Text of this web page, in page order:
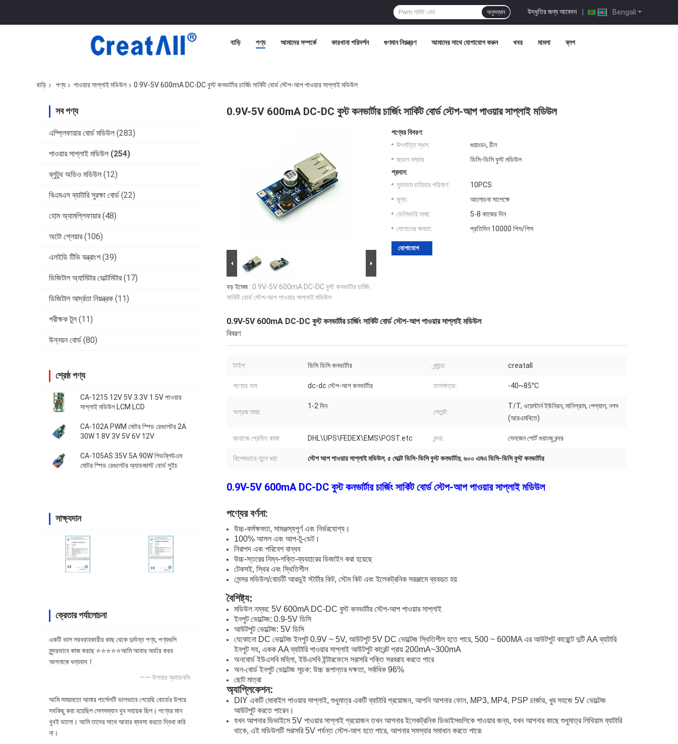
Bengali
উদ্ধৃতির জন্য আবেদন |
অনুসন্ধান
বাড়ি পণ্য আমাদের সম্পর্কে কারখানা পরিদর্শন গুণমান নিয়ন্ত্রণ আমাদের সাথে যোগাযোগ করুন খবর মামলা ব্লগ
বাড়ি পণ্য পাওয়ার সাপ্লাই মডিউল 0.9V-5V 600mA DC-DC বুস্ট কনভার্টার চার্জিং সার্কিট বোর্ড স্টেপ-আপ পাওয়ার সাপ্লাই মডিউল
সব পণ্য
এম্প্লিফায়ার বোর্ড মডিউল (283)
পাওয়ার সাপ্লাই মডিউল (254)
ব্লুটুথ অডিও মডিউল (12)
বিএমএস ব্যাটারি সুরক্ষা বোর্ড (22)
হোম অ্যামপ্লিফায়ার (48)
অটো প্লেয়ার (106)
এলইডি টিভি যন্ত্রাংশ (39)
ডিজিটাল অ্যামিটার ভোল্টমিটার (17)
ডিজিটাল আর্দ্রতা নিয়ন্ত্রক (11)
পরীক্ষক টুল (11)
উন্নয়ন বোর্ড (80)
শ্রেষ্ঠ পণ্য
CA-1215 12V 5V 3.3V 1.5V পাওয়ার
সাপ্লাই মডিউল LCM LCD
CA-102A PWM মোটর স্পিড রেগুলেটর 2A
30W 1.8V 3V 5V 6V 12V
CA-105AS 35V 5A 90W পিডব্লিউএম
মোটর স্পিড রেগুলেটর অ্যাডজাস্ট বোর্ড সুইচ
সাক্ষ্যদান
ক্রেতার পর্যালোচনা
একটি ভাল সরবরাহকারীর কাছ থেকে দুর্দান্ত পণ্য, পণ্যগুলি
সুন্দরভাবে কাজ করছে ⭐⭐⭐⭐⭐আমি আবার অর্ডার করব
আপনাকে ধন্যবাদ！
—— উপহার অ্যাডনসি
আমি সময়মতো আমার পার্সেলটি ভালভাবে পেয়েছি বোর্ডের উপরে
সবকিছু করা হয়েছিল সেলসম্যান খুব সহায়ক ছিল। পণ্যের মান
খুবই ভালো। আমি তাদের সাথে আবার ব্যবসা করতে দ্বিধা করি
না।
0.9V-5V 600mA DC-DC বুস্ট কনভার্টার চার্জিং সার্কিট বোর্ড স্টেপ-আপ পাওয়ার সাপ্লাই মডিউল
বড় ইমেজ : 0.9V-5V 600mA DC-DC বুস্ট কনভার্টার চার্জিং
সার্কিট বোর্ড স্টেপ-আপ পাওয়ার সাপ্লাই মডিউল
পণ্যের বিবরণ:
উৎপত্তি স্থল:
গুয়াংডং, চীন
মডেল নম্বার:
ডিসি-ডিসি বুস্ট মডিউল
প্রদান:
ন্যূনতম চাহিদার পরিমাণ:
10PCS
মূল্য:
আলোচনা সাপেক্ষে
ডেলিভারি সময়:
5-8 কাজের দিন
যোগানের ক্ষমতা:
প্রতিদিন 10000 পিস/পিস
যোগাযোগ
0.9V-5V 600mA DC-DC বুস্ট কনভার্টার চার্জিং সার্কিট বোর্ড স্টেপ-আপ পাওয়ার সাপ্লাই মডিউল
বিবরণ
টাইপ: ডিসি ডিসি কনভার্টার ব্র্যান্ড: creatall
পণ্যের নাম: dc-dc স্টেপ-আপ কনভার্টার তাপমাত্রা: -40~85°C
অগ্রজ সময়:
1-2 দিন
পেমেন্ট:
T/T, ওয়েস্টার্ন ইউনিয়ন, মানিগ্রাম, পেপ্যাল, নগদ
(আরএমবিতে)
জাহাজে প্রেরিত কাজ: DHL\UPS\FEDEX\EMS\POST.etc বন্দর: সেনজেন পোর্ট গুয়াংজু বন্দর
বিশেষভাবে তুলে ধরা: স্টেপ আপ পাওয়ার সাপ্লাই মডিউল, ৫ ভোল্ট ডিসি-ডিসি বুস্ট কনভার্টার, ৬০০ এমএ ডিসি-ডিসি বুস্ট কনভার্টার
0.9V-5V 600mA DC-DC বুস্ট কনভার্টার চার্জিং সার্কিট বোর্ড স্টেপ-আপ পাওয়ার সাপ্লাই মডিউল
পণ্যের বর্ণনা:
উচ্চ-কর্মক্ষমতা, সামঞ্জস্যপূর্ণ এবং নির্ভরযোগ্য।
100% আসল এবং আপ-টু-ডেট।
নিরাপদ এবং পরিবেশ বান্ধব
উচ্চ-স্তরের নিম্ন-শক্তি-ব্যবহারের ডিজাইন করা হয়েছে
টেকসই, স্থির এবং স্থিতিশীল
সেন্সর মডিউল/বোর্ডটি আরডুই স্টার্টার কিট, স্টেম কিট এবং ইলেকট্রনিক সরঞ্জামে ব্যবহৃত হয়
বৈশিষ্ট্য:
মডিউল নম্বর: 5V 600mA DC-DC বুস্ট কনভার্টার স্টেপ-আপ পাওয়ার সাপ্লাই
ইনপুট ভোল্টেজ: 0.9-5V ডিসি
আউটপুট ভোল্টেজ: 5V ডিসি
যেকোনো DC ভোল্টেজ ইনপুট 0.9V ~ 5V, আউটপুট 5V DC ভোল্টেজ স্থিতিশীল হতে পারে, 500 ~ 600MA এর আউটপুট কারেন্টে দুটি AA ব্যাটারি
ইনপুট সহ, একক AA ব্যাটারি পাওয়ার সাপ্লাই আউটপুট কারেন্ট প্রায় 200mA~300mA
অনবোর্ড ইউএসবি মহিলা, ইউএসবি ইন্টারফেসে সরাসরি শক্তি সরবরাহ করতে পারে
অন-বোর্ড ইনপুট ভোল্টেজ সূচক: উচ্চ রূপান্তর দক্ষতা, সর্বাধিক 96%
ছোট মাত্রা
অ্যাপ্লিকেশন:
DIY একটি মোবাইল পাওয়ার সাপ্লাই, শুধুমাত্র একটি ব্যাটারি প্রয়োজন, আপনি আপনার ফোন, MP3, MP4, PSP চার্জার, খুব সহজে 5V ভোল্টেজ
আউটপুট করতে পারেন।
যখন আপনার ডিভাইসে 5V পাওয়ার সাপ্লাই প্রয়োজন তখন আপনার ইলেকট্রনিক ডিভাইসগুলিকে পাওয়ার জন্য, যখন আপনার কাছে শুধুমাত্র লিথিয়াম ব্যাটারি
থাকে, এই মডিউলটি সরাসরি 5V পর্যন্ত স্টেপ-আপ হতে পারে, আপনার সমস্যার সমাধান করতে পারে৷